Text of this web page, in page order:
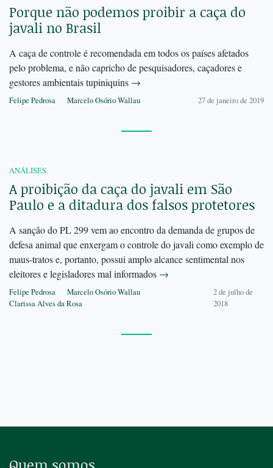
Porque não podemos proibir a caça do
javali no Brasil
A caça de controle é recomendada em todos os países afetados
pelo problema, e não capricho de pesquisadores, caçadores e
gestores ambientais tupiniquins →
Felipe Pedrosa Marcelo Osório Wallau 27 de janeiro de 2019
ANÁLISES
A proibição da caça do javali em São
Paulo e a ditadura dos falsos protetores
A sanção do PL 299 vem ao encontro da demanda de grupos de
defesa animal que enxergam o controle do javali como exemplo de
maus-tratos e, portanto, possui amplo alcance sentimental nos
eleitores e legisladores mal informados →
Felipe Pedrosa
Marcelo Osório Wallau
Clarissa Alves da Rosa
2 de julho de
2018